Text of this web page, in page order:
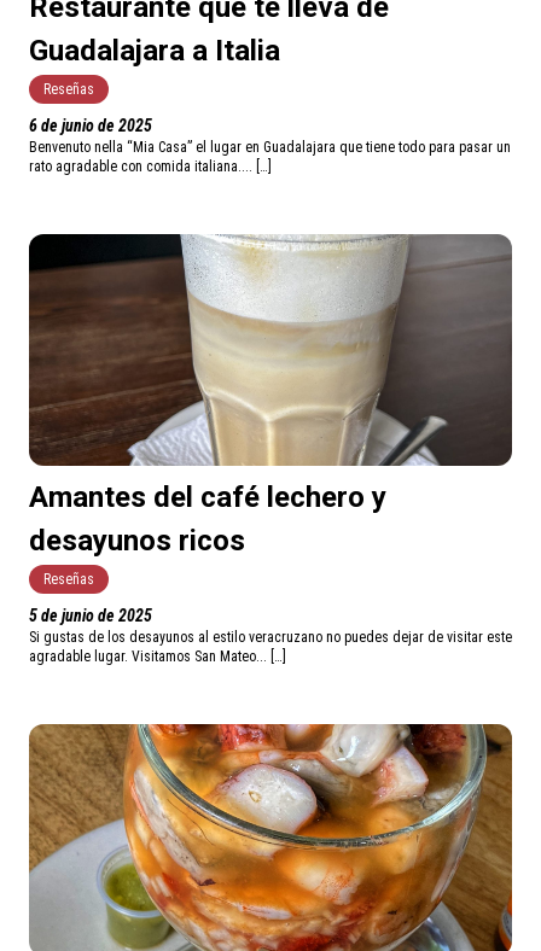
Restaurante que te lleva de
Guadalajara a Italia
Reseñas
6 de junio de 2025
Benvenuto nella “Mia Casa” el lugar en Guadalajara que tiene todo para pasar un
rato agradable con comida italiana.... […]
Amantes del café lechero y
desayunos ricos
Reseñas
5 de junio de 2025
Si gustas de los desayunos al estilo veracruzano no puedes dejar de visitar este
agradable lugar. Visitamos San Mateo... […]